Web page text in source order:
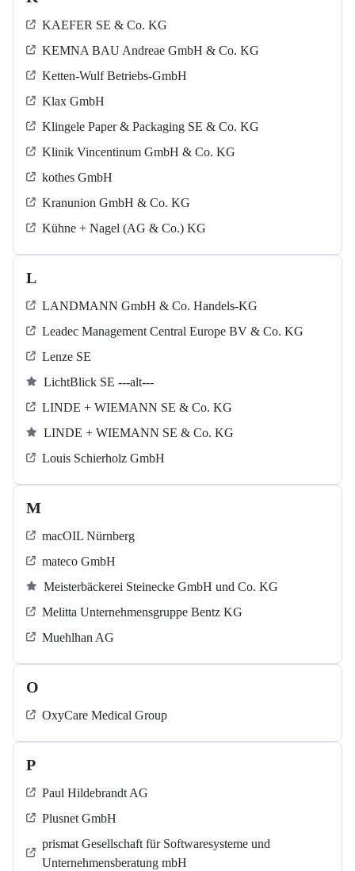
KAEFER SE & Co. KG
KEMNA BAU Andreae GmbH & Co. KG
Ketten-Wulf Betriebs-GmbH
Klax GmbH
Klingele Paper & Packaging SE & Co. KG
Klinik Vincentinum GmbH & Co. KG
kothes GmbH
Kranunion GmbH & Co. KG
Kühne + Nagel (AG & Co.) KG
L
LANDMANN GmbH & Co. Handels-KG
Leadec Management Central Europe BV & Co. KG
Lenze SE
LichtBlick SE ---alt---
LINDE + WIEMANN SE & Co. KG
LINDE + WIEMANN SE & Co. KG
Louis Schierholz GmbH
M
macOIL Nürnberg
mateco GmbH
Meisterbäckerei Steinecke GmbH und Co. KG
Melitta Unternehmensgruppe Bentz KG
Muehlhan AG
O
OxyCare Medical Group
P
Paul Hildebrandt AG
Plusnet GmbH
prismat Gesellschaft für Softwaresysteme und
Unternehmensberatung mbH